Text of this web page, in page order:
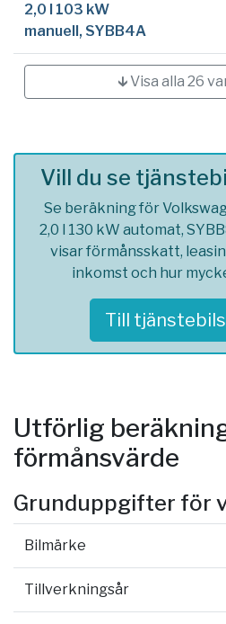
2,0 l 103 kW
manuell, SYBB4A
🡳 Visa alla 26
Vill du se
Se beräkning för
2,0 l 130 kW automat,
visar förmånsskatt,
inkomst och hur
Till
Utförlig
förmånsvärde
Grunduppgifter för
Bilmärke
Tillverkningsår